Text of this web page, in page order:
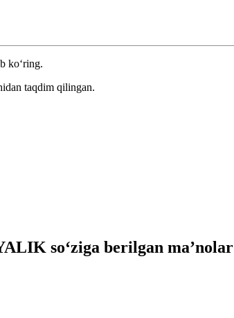
ko‘ring.
taqdim qilingan.
so‘ziga berilgan ma’nolar